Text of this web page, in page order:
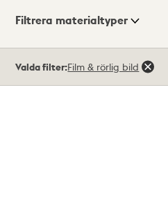
Visningsläge
Filtrera materialtyper
träffar
Valda filter:Film & rörlig bild